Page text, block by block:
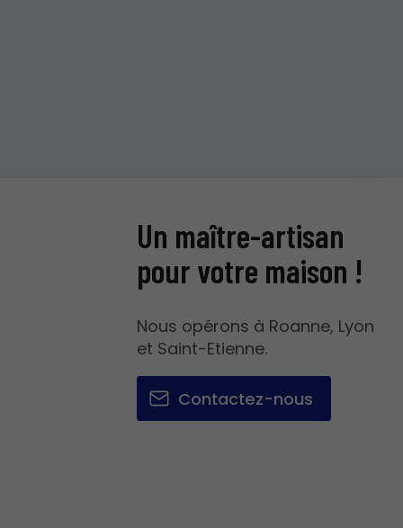
Un maître-artisan
pour votre maison !
Nous opérons à Roanne, Lyon
et Saint-Etienne.
Contactez-nous